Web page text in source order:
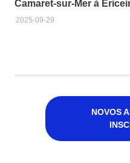
Camaret-sur-Mer à
2025-09-29
NOVOS